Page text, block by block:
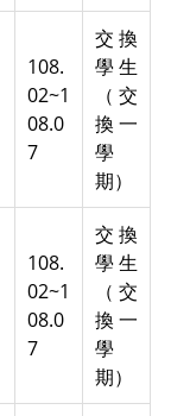
108.
02~1
08.0
7
交換
學生
（交
換一
學
期）
108.
02~1
08.0
7
交換
學生
（交
換一
學
期）